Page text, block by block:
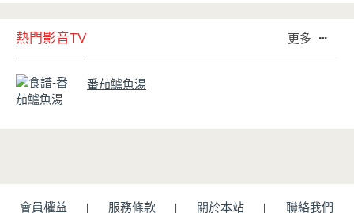
熱門影音TV 更多
番茄鱸魚湯
會員權益 服務條款 關於本站 聯絡我們